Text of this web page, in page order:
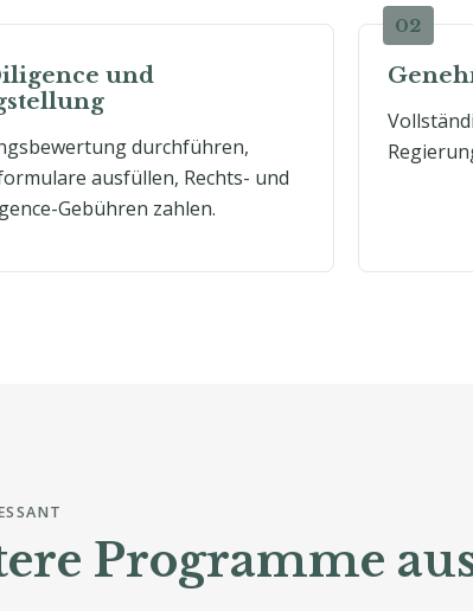
und
durchführen,
ausfüllen, Rechts- und
Gebühren zahlen.
Programme